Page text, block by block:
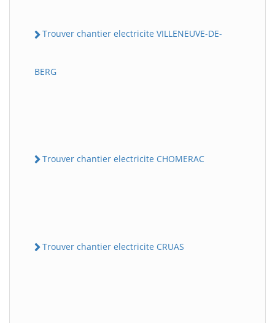
Trouver chantier electricite VILLENEUVE-DE-
BERG
Trouver chantier electricite CHOMERAC
Trouver chantier electricite CRUAS